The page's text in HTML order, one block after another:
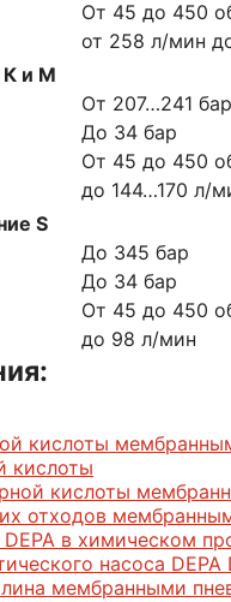
От 45 до 450
от 258 л/мин
К и М
От 207…241 бар
До 34 бар
От 45 до 450
до 144…170 л/
S
До 345 бар
До 34 бар
От 45 до 450
до 98 л/мин
кислоты
кислоты
кислоты
отходов
в химическом
насоса
мембранными